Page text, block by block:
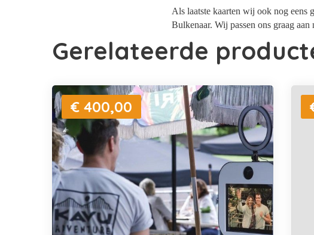
Als laatste kaarten wij ook nog
Bulkenaar. Wij passen ons graag
Gerelateerde
€ 400,00